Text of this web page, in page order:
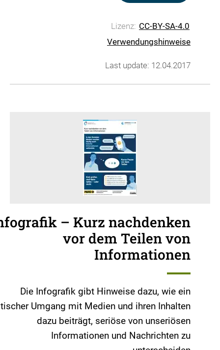
Lizenz: CC-BY-SA-4.0
Verwendungshinweise
Last update: 12.04.2017
– Kurz nachdenken
vor dem Teilen von
Informationen
Die Infografik gibt Hinweise dazu, wie ein
Umgang mit Medien und ihren Inhalten
dazu beiträgt, seriöse von unseriösen
Informationen und Nachrichten zu